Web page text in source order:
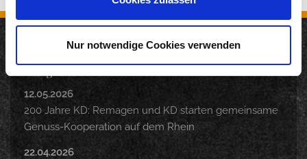
Nur notwendige Cookies verwenden
12.05.2026
200 Jahre KD: Remagen und KD starten gemeinsame
Genuss-Kooperation auf dem Rhein
22.04.2026